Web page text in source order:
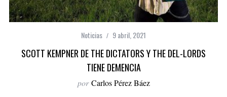
Noticias 9 abril, 2021
SCOTT KEMPNER DE THE DICTATORS Y THE DEL-LORDS
TIENE DEMENCIA
por Carlos Pérez Báez